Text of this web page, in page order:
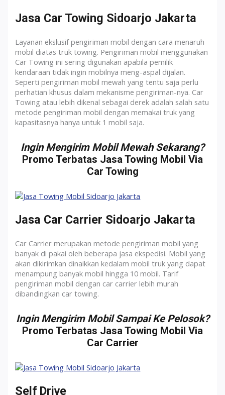
Jasa Car Towing Sidoarjo Jakarta
Layanan ekslusif pengiriman mobil dengan cara menaruh
mobil diatas truk towing. Pengiriman mobil menggunakan
Car Towing ini sering digunakan apabila pemilik
kendaraan tidak ingin mobilnya meng-aspal dijalan.
Seperti pengiriman mobil mewah yang tentu saja perlu
perhatian khusus dalam mekanisme pengiriman-nya. Car
Towing atau lebih dikenal sebagai derek adalah salah satu
metode pengiriman mobil dengan memakai truk yang
kapasitasnya hanya untuk 1 mobil saja.
Ingin Mengirim Mobil Mewah Sekarang?
Promo Terbatas Jasa Towing Mobil Via
Car Towing
Jasa Car Carrier Sidoarjo Jakarta
Car Carrier merupakan metode pengiriman mobil yang
banyak di pakai oleh beberapa jasa ekspedisi. Mobil yang
akan dikirimkan dinaikkan kedalam mobil truk yang dapat
menampung banyak mobil hingga 10 mobil. Tarif
pengiriman mobil dengan car carrier lebih murah
dibandingkan car towing.
Ingin Mengirim Mobil Sampai Ke Pelosok?
Promo Terbatas Jasa Towing Mobil Via
Car Carrier
Self Drive